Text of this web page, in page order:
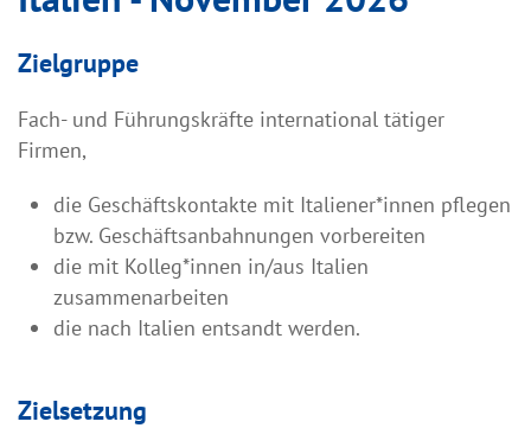
Zielgruppe
Fach- und Führungskräfte international tätiger
Firmen,
die Geschäftskontakte mit Italiener*innen pflegen
bzw. Geschäftsanbahnungen vorbereiten
die mit Kolleg*innen in/aus Italien
zusammenarbeiten
die nach Italien entsandt werden.
Zielsetzung